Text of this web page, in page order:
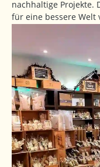
nachhaltige Projekte.
für eine bessere Welt